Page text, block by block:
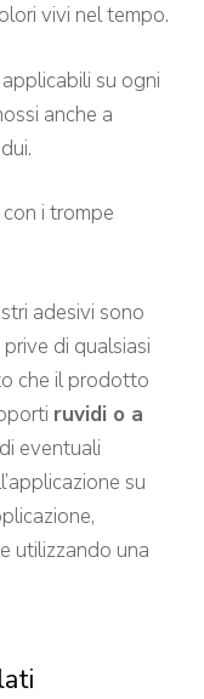
vivi nel tempo.
su ogni
anche a
i trompe
adesivi sono
di qualsiasi
che il prodotto
ruvidi o a
eventuali
su
utilizzando una